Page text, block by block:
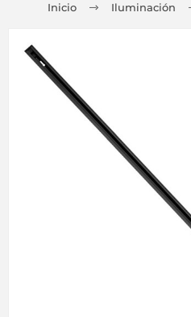
Inicio Iluminación